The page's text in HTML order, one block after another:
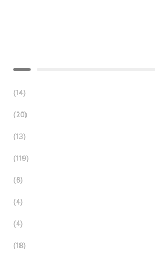
(14)
(20)
(13)
(119)
(6)
(4)
(4)
(18)